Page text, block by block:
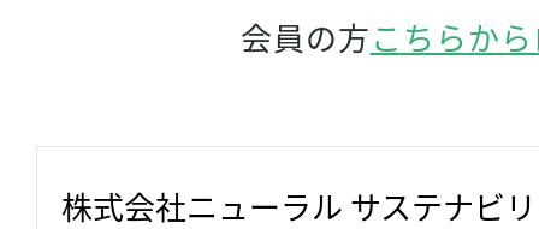
会員の方こちらか
株式会社ニューラル サステナビ